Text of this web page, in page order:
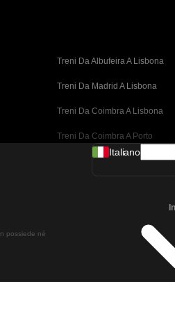
Treni Da Albufeira A Lisbona
Treni Da Madrid A Lisbona
Treni Da Coimbra A Lisbona
Treni Da Coimbra A Porto
Treni Da Valencia A Barcellona
Treni Da Malaga A Madrid
possiede né
Italiano